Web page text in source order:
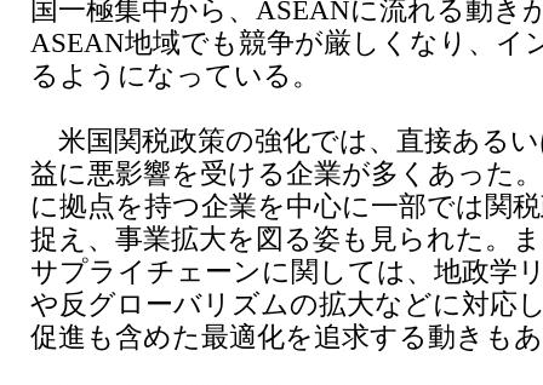
国一極集中から、ASEANに流れる動き
ASEAN地域でも競争が厳しくなり、イ
るようになっている。
米国関税政策の強化では、直接ある
益に悪影響を受ける企業が多くあった
に拠点を持つ企業を中心に一部では関
捉え、事業拡大を図る姿も見られた。
サプライチェーンに関しては、地政学
や反グローバリズムの拡大などに対応
促進も含めた最適化を追求する動きも